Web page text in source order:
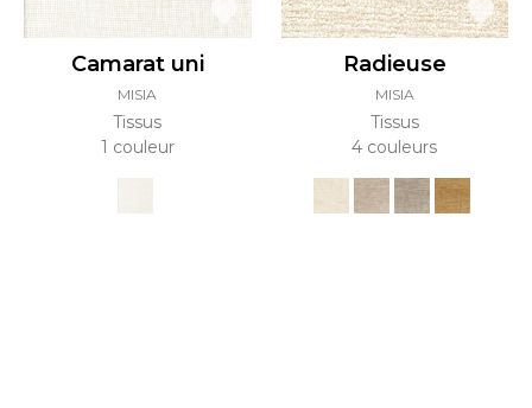
Camarat uni
MISIA
Tissus
1 couleur
Radieuse
MISIA
Tissus
4 couleurs